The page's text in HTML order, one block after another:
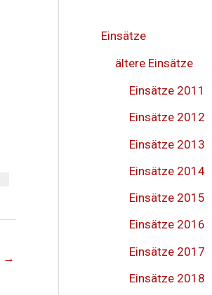
→
Einsätze
ältere Einsätze
Einsätze 2011
Einsätze 2012
Einsätze 2013
Einsätze 2014
Einsätze 2015
Einsätze 2016
Einsätze 2017
Einsätze 2018